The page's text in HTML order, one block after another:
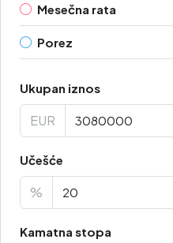
Mesečna rata
Porez
Ukupan iznos
EUR
Učešće
%
Kamatna stopa